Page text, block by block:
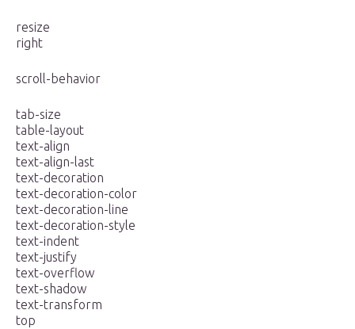
resize
right
scroll-behavior
tab-size
table-layout
text-align
text-align-last
text-decoration
text-decoration-color
text-decoration-line
text-decoration-style
text-indent
text-justify
text-overflow
text-shadow
text-transform
top